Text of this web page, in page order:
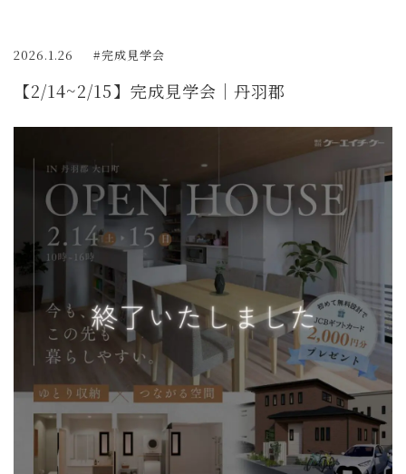
2026.1.26 完成見学会
【2/14~2/15】完成見学会｜丹羽郡